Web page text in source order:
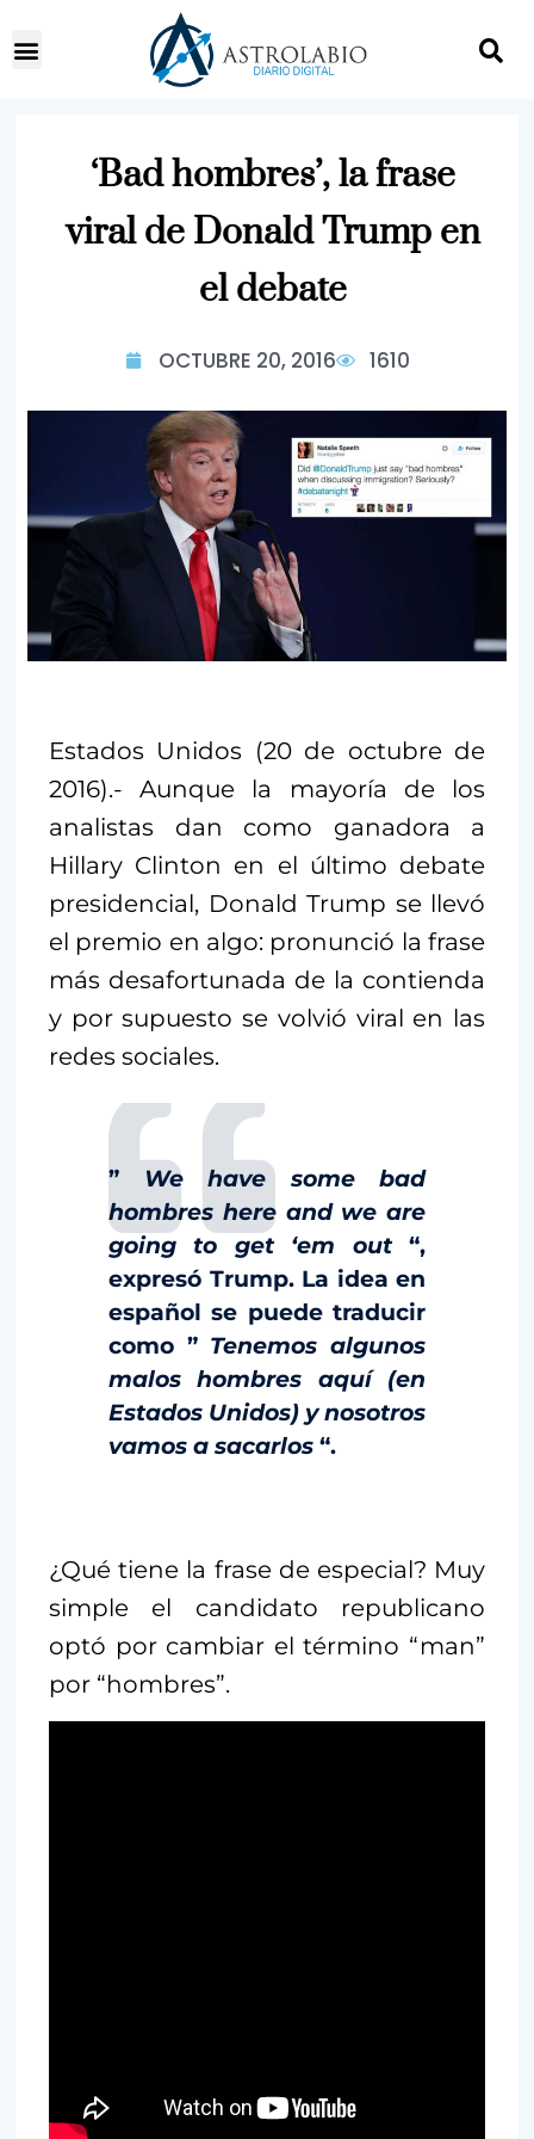
‘Bad hombres’, la frase
viral de Donald Trump en
el debate
OCTUBRE 20, 2016 1610
Estados Unidos (20 de octubre de
2016).- Aunque la mayoría de los
analistas dan como ganadora a
Hillary Clinton en el último debate
presidencial, Donald Trump se llevó
el premio en algo: pronunció la frase
más desafortunada de la contienda
y por supuesto se volvió viral en las
redes sociales.
”
We have some bad
hombres here and we are
going to get ‘em out “,
expresó Trump. La idea en
español se puede traducir
como ” Tenemos algunos
malos hombres aquí (en
Estados Unidos) y nosotros
vamos a sacarlos “.
¿Qué tiene la frase de especial? Muy
simple el candidato republicano
optó por cambiar el término “man”
por “hombres”.